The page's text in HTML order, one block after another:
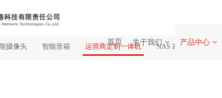
首页 关于我们 产品中心
摄像头 智能音箱 运营商定制一体机 NAS 家庭云路由